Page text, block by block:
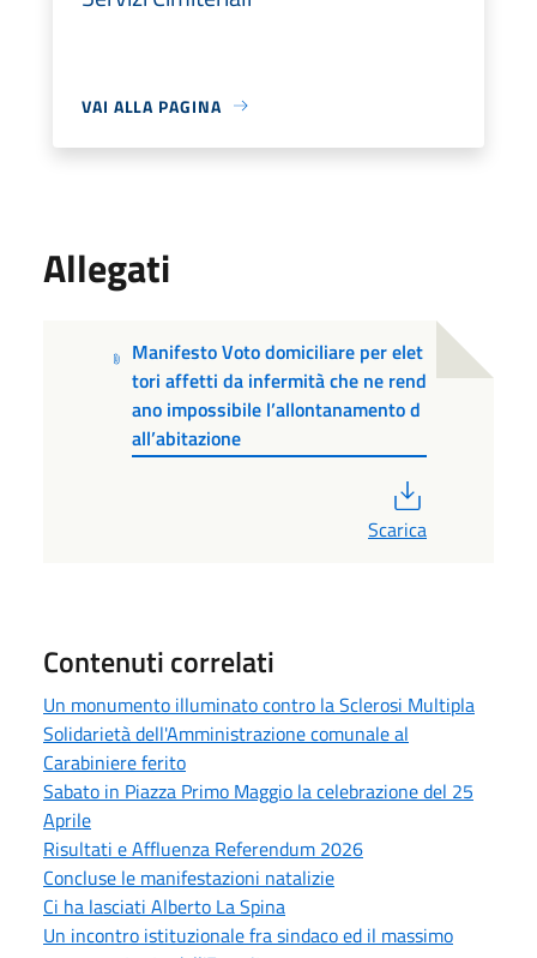
VAI ALLA PAGINA
Allegati
Manifesto Voto domiciliare per elet
tori affetti da infermità che ne rend
ano impossibile l’allontanamento d
all’abitazione
Scarica
Contenuti correlati
Un monumento illuminato contro la Sclerosi Multipla
Solidarietà dell'Amministrazione comunale al
Carabiniere ferito
Sabato in Piazza Primo Maggio la celebrazione del 25
Aprile
Risultati e Affluenza Referendum 2026
Concluse le manifestazioni natalizie
Ci ha lasciati Alberto La Spina
Un incontro istituzionale fra sindaco ed il massimo